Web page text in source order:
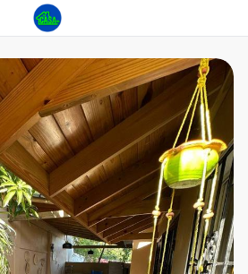
de Colombia - Tu Casa RD